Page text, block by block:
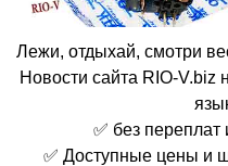
Лежи, отдыхай, смотри
Новости сайта RIO-V.biz
✅ без переплат
✅ Доступные цены и